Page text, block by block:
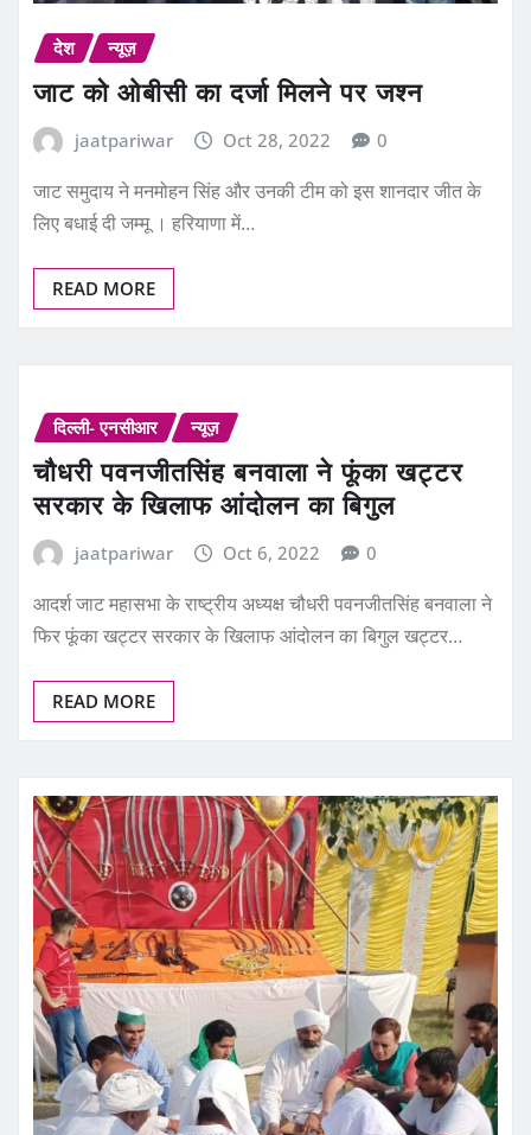
देश न्यूज़
जाट काे ओबीसी का दर्जा मिलने पर जश्न
jaatpariwar Oct 28, 2022 0
जाट समुदाय ने मनमोहन सिंह और उनकी टीम को इस शानदार जीत के
लिए बधाई दी जम्मू । हरियाणा में…
READ MORE
दिल्ली- एनसीआर न्यूज़
चौधरी पवनजीतसिंह बनवाला ने फूंका खट्टर
सरकार के खिलाफ आंदोलन का बिगुल
jaatpariwar Oct 6, 2022 0
आदर्श जाट महासभा के राष्ट्रीय अध्यक्ष चौधरी पवनजीतसिंह बनवाला ने
फिर फूंका खट्टर सरकार के खिलाफ आंदोलन का बिगुल खट्टर…
READ MORE